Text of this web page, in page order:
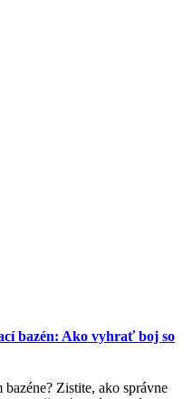
bazén: Ako vyhrať boj so
Zistite, ako správne